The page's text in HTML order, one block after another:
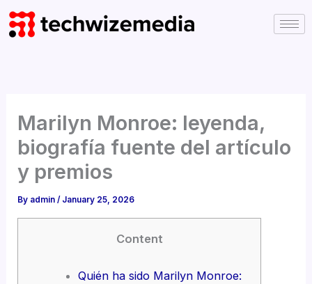
Skip
to
Marilyn Monroe: leyenda,
biografía fuente del artículo
y premios
By admin/ January 25, 2026
Content
Quién ha sido Marilyn Monroe: